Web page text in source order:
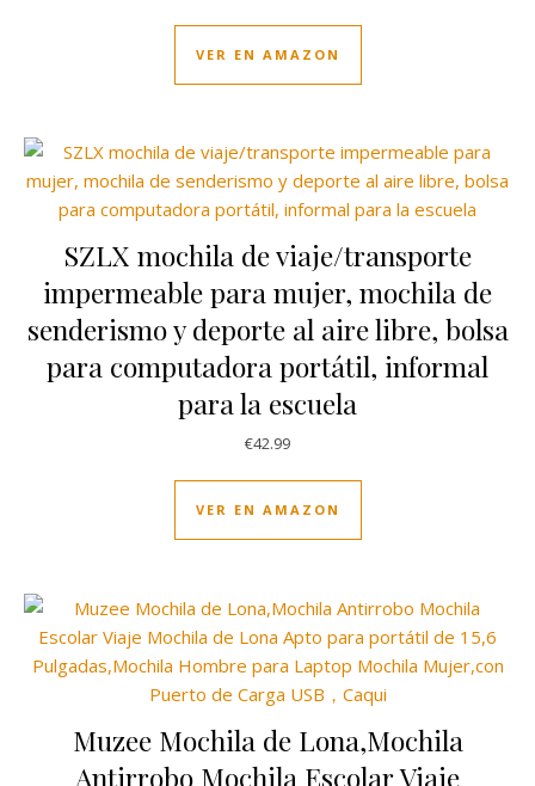
VER EN AMAZON
SZLX mochila de viaje/transporte
impermeable para mujer, mochila de
senderismo y deporte al aire libre, bolsa
para computadora portátil, informal
para la escuela
€42.99
VER EN AMAZON
Muzee Mochila de Lona,Mochila
Antirrobo Mochila Escolar Viaje